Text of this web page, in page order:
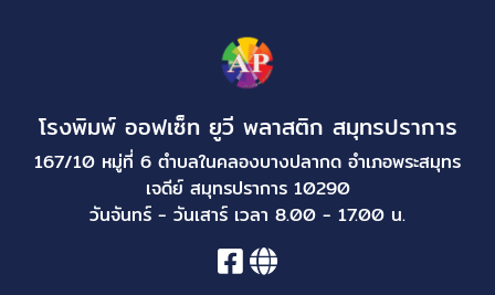
โรงพิมพ์ ออฟเซ็ท ยูวี พลาสติก สมุทรปราการ
167/10 หมู่ที่ 6 ตำบลในคลองบางปลากด อำเภอพระสมุทร
เจดีย์ สมุทรปราการ 10290
วันจันทร์ - วันเสาร์ เวลา 8.00 - 17.00 น.